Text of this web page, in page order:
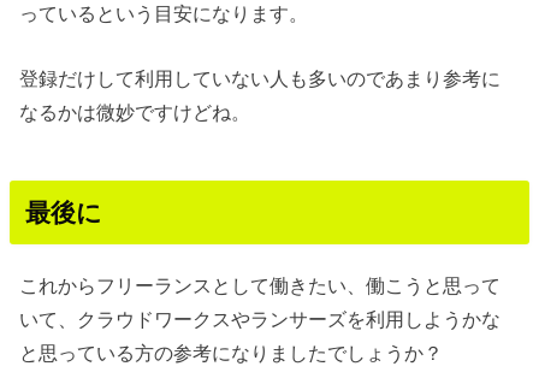
っているという目安になります。
登録だけして利用していない人も多いのであまり参考に
なるかは微妙ですけどね。
最後に
これからフリーランスとして働きたい、働こうと思って
いて、クラウドワークスやランサーズを利用しようかな
と思っている方の参考になりましたでしょうか？